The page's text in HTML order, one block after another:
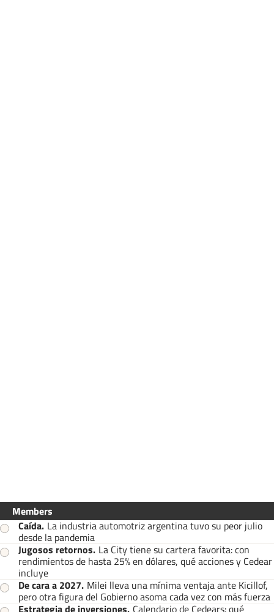
Members
Caída. La industria automotriz argentina tuvo su peor julio
desde la pandemia
Jugosos retornos. La City tiene su cartera favorita: con
rendimientos de hasta 25% en dólares, qué acciones y Cedear
incluye
De cara a 2027. Milei lleva una mínima ventaja ante Kicillof,
pero otra figura del Gobierno asoma cada vez con más fuerza
Estrategia de inversiones. Calendario de Cedears: qué